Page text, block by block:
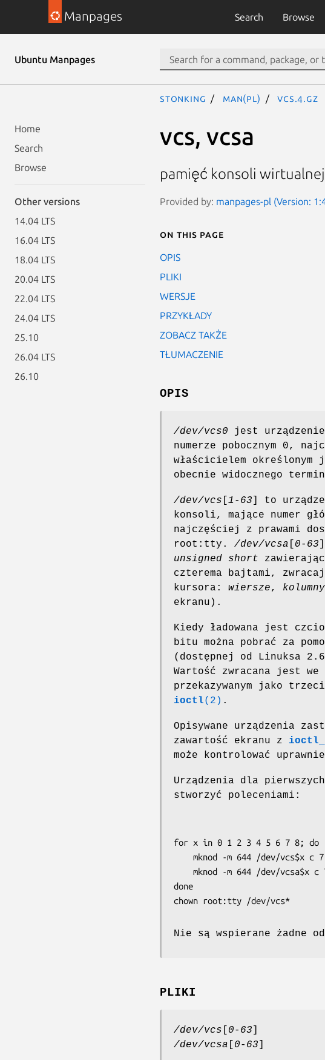
Manpages Search Browse
Ubuntu Manpages
Home
Search
Browse
Other versions
14.04 LTS
16.04 LTS
18.04 LTS
20.04 LTS
22.04 LTS
24.04 LTS
25.10
26.04 LTS
26.10
stonking man(pl) vcs.4.gz
vcs, vcsa
pamięć konsoli wirtualnej
Provided by: manpages-pl (Version:
On this page
OPIS
PLIKI
WERSJE
PRZYKŁADY
ZOBACZ TAKŻE
TŁUMACZENIE
OPIS
/dev/vcs0 jest
numerze pobocznym 0,
właścicielem
obecnie widocznego
/dev/vcs 1- 63 ] to
konsoli, mające numer
najczęściej z prawami
root:tty. /dev/vcsa 0- 63
unsigned short
czterema bajtami,
kursora: wiersze, kolumny
ekranu).
Kiedy ładowana jest
bitu można pobrać za
(dostępnej od Linuksa
Wartość zwracana jest
przekazywanym jako trzeci
ioctl(2) .
Opisywane urządzenia
zawartość ekranu z
może kontrolować
Urządzenia dla
stworzyć poleceniami:
for x in 0 1 2 3 4 5 6 7 8; do
done
Nie są wspierane żadne
PLIKI
/dev/vcs 0- 63
/dev/vcsa
0- 63